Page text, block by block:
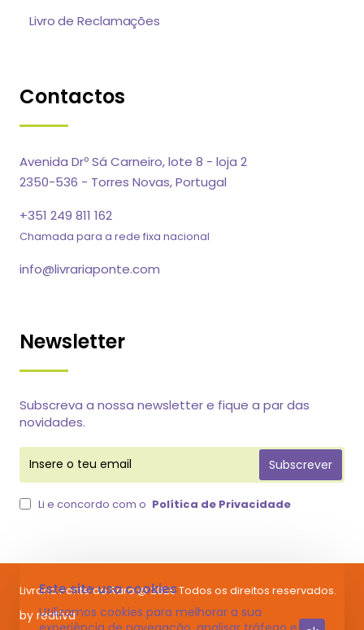
Este site usa cookies
Utilizamos cookies para melhorar a sua
Livro de Reclamações
Contactos
Avenida Drº Sá Carneiro, lote 8 - loja 2
2350-536 - Torres Novas, Portugal
+351 249 811 162
Chamada para a rede fixa nacional
info@livrariaponte.com
Newsletter
Subscreva a nossa newsletter e fique a par das
novidades.
Insere
teu
email
Subscrever
Li e concordo com o Política de Privacidade
Livraria Ponte do Raro @ 2025 Todos os direitos reservados.
by reativa